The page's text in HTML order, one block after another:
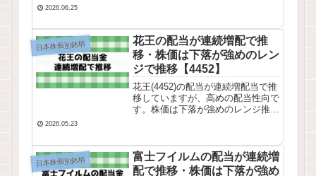
みました。
2026.06.25
日本株個別銘柄
花王の配当が連続増配で推
移・株価は下落が強めのレン
ジで推移【4452】
花王(4452)の配当が連続増配当で推
移していますが、高めの配当性向で
す。株価は下落が強めのレンジ推
2026.05.23
日本株個別銘柄
富士フイルムの配当が連続増
配で推移・株価は下落が強め